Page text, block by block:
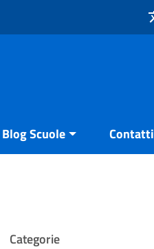
Blog Scuole Contatti
Categorie